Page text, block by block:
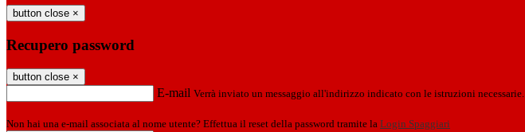
button close ×
Recupero password
button close ×
E-mail Verrà inviato un messaggio all'indirizzo indicato con le istruzioni necessarie.
Non hai una e-mail associata al nome utente? Effettua il reset della password tramite la Login Spaggiari